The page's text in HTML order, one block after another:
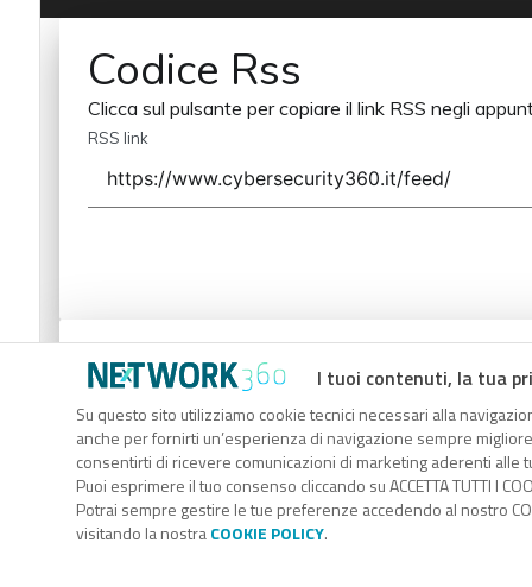
I tuoi contenuti, la tua
Su questo sito utilizziamo cookie tecnici necessari alla
anche per fornirti un’esperienza di navigazione sempre
consentirti di ricevere comunicazioni di marketing aderenti alle
Puoi esprimere il tuo consenso cliccando su ACCETTA TUTTI I
Potrai sempre gestire le tue preferenze accedendo al nostro
visitando la nostraCOOKIE POLICY.
Codice Rss
Clicca sul pulsante per copiare il link RSS negli
RSS link
Codice Rss
Clicca sul pulsante per copiare il link RSS negli
RSS link